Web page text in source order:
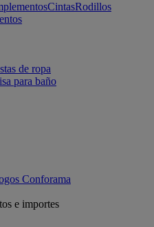
CintasRodillos
de ropa
para baño
Conforama
e importes